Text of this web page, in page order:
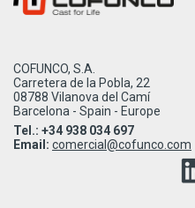
COFUNCO, S.A.
Carretera de la Pobla, 22
08788 Vilanova del Camí
Barcelona - Spain - Europe
Tel.: +34 938 034 697
Email: comercial@cofunco.com